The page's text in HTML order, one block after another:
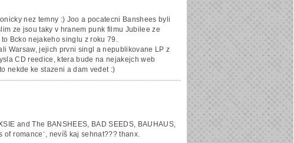
nez temny :) Joo a pocatecni Banshees byli
ze jsou taky v hranem punk filmu Jubilee ze
Bcko nejakeho singlu z roku 79.
Warsaw, jejich prvni singl a nepublikovane LP z
CD reedice, ktera bude na nejakejch web
nekde ke stazeni a dam vedet :)
and The BANSHEES, BAD SEEDS, BAUHAUS,
of romance¨, nevíš kaj sehnat??? thanx.